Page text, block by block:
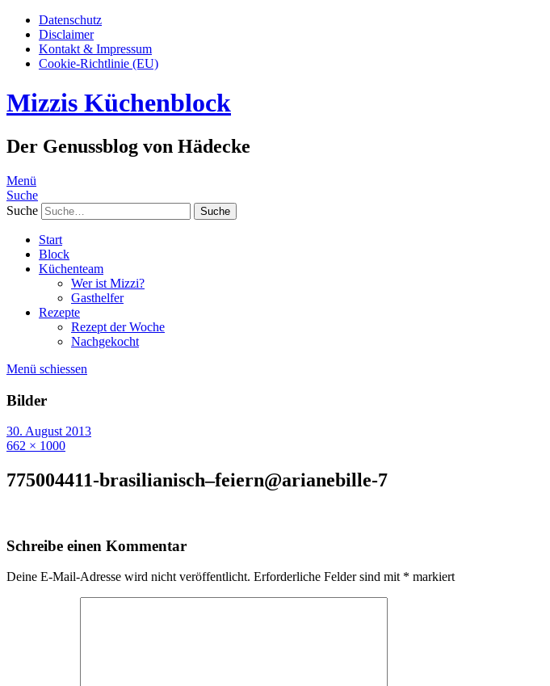
Datenschutz
Disclaimer
Kontakt & Impressum
Cookie-Richtlinie (EU)
Mizzis Küchenblock
Der Genussblog von Hädecke
Menü
Suche
Suche
Start
Block
Küchenteam
Wer ist Mizzi?
Gasthelfer
Rezepte
Rezept der Woche
Nachgekocht
Menü schiessen
Bilder
30. August 2013
662 × 1000
775004411-brasilianisch–feiern@arianebille-7
Schreibe einen Kommentar
Deine E-Mail-Adresse wird nicht veröffentlicht. Erforderliche Felder sind mit * markiert